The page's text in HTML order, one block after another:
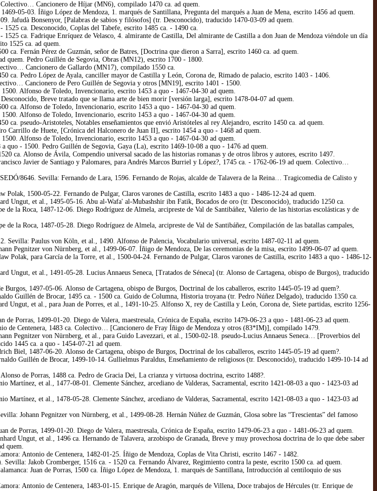
Cancionero de Híjar (MN6), compilado 1470 ca. ad quem.
05-03. Íñigo López de Mendoza, 1. marqués de Santillana, Pregunta del marqués a Juan de Mena, escrito 1456 ad quem.
Jafudà Bonsenyor, [Palabras de sabios y filósofos] (tr. Desconocido), traducido 1470-03-09 ad quem.
ca. Desconocido, Coplas del Tabefe, escrito 1485 ca. - 1490 ca.
ca. Fadrique Enríquez de Velasco, 4. almirante de Castilla, Del almirante de Castilla a don Juan de Mendoza viéndole un día
1525 ca. ad quem.
ca. Fernán Pérez de Guzmán, señor de Batres, [Doctrina que dieron a Sarra], escrito 1460 ca. ad quem.
quem. Pedro Guillén de Segovia, Obras (MN12), escrito 1700 - 1800.
Cancionero de Gallardo (MN17), compilado 1550 ca.
ca. Pedro López de Ayala, canciller mayor de Castilla y León, Corona de, Rimado de palacio, escrito 1403 - 1406.
Cancionero de Pero Guillén de Segovia y otros [MN19], escrito 1401 - 1500.
Alfonso de Toledo, Invencionario, escrito 1453 a quo - 1467-04-30 ad quem.
Breve tratado que se llama arte de bien morir [versión larga], escrito 1478-04-07 ad quem.
ca. Alfonso de Toledo, Invencionario, escrito 1453 a quo - 1467-04-30 ad quem.
Alfonso de Toledo, Invencionario, escrito 1453 a quo - 1467-04-30 ad quem.
ca. pseudo-Aristoteles, Notables enseñamientos que envió Aristóteles al rey Alejandro, escrito 1450 ca. ad quem.
Carrillo de Huete, [Crónica del Halconero de Juan II], escrito 1454 a quo - 1468 ad quem.
Alfonso de Toledo, Invencionario, escrito 1453 a quo - 1467-04-30 ad quem.
- 1500. Pedro Guillén de Segovia, Gaya (La), escrito 1469-10-08 a quo - 1476 ad quem.
ca. Alonso de Ávila, Compendio universal sacado de las historias romanas y de otros libros y autores, escrito 1497.
Javier de Santiago y Palomares, para Andrés Marcos Burriel y López?, 1745 ca. - 1762-06-19 ad quem. Colectivo…
8646. Sevilla: Fernando de Lara, 1596. Fernando de Rojas, alcalde de Talavera de la Reina… Tragicomedia de Calisto y
1500-05-22. Fernando de Pulgar, Claros varones de Castilla, escrito 1483 a quo - 1486-12-24 ad quem.
Ungut, et al., 1495-05-16. Abu al-Wafa' al-Mubashshir ibn Fatik, Bocados de oro (tr. Desconocido), traducido 1250 ca.
la Roca, 1487-12-06. Diego Rodríguez de Almela, arcipreste de Val de Santibáñez, Valerio de las historias escolásticas y de
la Roca, 1487-05-28. Diego Rodríguez de Almela, arcipreste de Val de Santibáñez, Compilación de las batallas campales,
Paulus von Köln, et al., 1490. Alfonso de Palencia, Vocabulario universal, escrito 1487-02-11 ad quem.
Pegnitzer von Nürnberg, et al., 1499-06-07. Íñigo de Mendoza, De las ceremonias de la misa, escrito 1499-06-07 ad quem.
Polak, para García de la Torre, et al., 1500-04-24. Fernando de Pulgar, Claros varones de Castilla, escrito 1483 a quo - 1486-12-
et al., 1491-05-28. Lucius Annaeus Seneca, [Tratados de Séneca] (tr. Alonso de Cartagena, obispo de Burgos), traducido
1497-05-06. Alonso de Cartagena, obispo de Burgos, Doctrinal de los caballeros, escrito 1445-05-19 ad quem?.
Guillén de Brocar, 1495 ca. - 1500 ca. Guido de Columna, Historia troyana (tr. Pedro Núñez Delgado), traducido 1350 ca.
Ungut, et al., para Juan de Porres, et al., 1491-10-25. Alfonso X, rey de Castilla y León, Corona de, Siete partidas, escrito 1256-
Porras, 1499-01-20. Diego de Valera, maestresala, Crónica de España, escrito 1479-06-23 a quo - 1481-06-23 ad quem.
de Centenera, 1483 ca. Colectivo… [Cancionero de Fray Íñigo de Mendoza y otros (83*IM)], compilado 1479.
Pegnitzer von Nürnberg, et al., para Guido Lavezzari, et al., 1500-02-18. pseudo-Lucius Annaeus Seneca… [Proverbios del
1445 ca. a quo - 1454-07-21 ad quem.
Biel, 1487-06-20. Alonso de Cartagena, obispo de Burgos, Doctrinal de los caballeros, escrito 1445-05-19 ad quem?.
Guillén de Brocar, 1499-10-14. Gullielmus Paraldus, Enseñamiento de religiosos (tr. Desconocido), traducido 1499-10-14 ad
de Porras, 1488 ca. Pedro de Gracia Dei, La crianza y virtuosa doctrina, escrito 1488?.
et al., 1477-08-01. Clemente Sánchez, arcediano de Valderas, Sacramental, escrito 1421-08-03 a quo - 1423-03 ad
et al., 1478-05-28. Clemente Sánchez, arcediano de Valderas, Sacramental, escrito 1421-08-03 a quo - 1423-03 ad
Johann Pegnitzer von Nürnberg, et al., 1499-08-28. Hernán Núñez de Guzmán, Glosa sobre las “Trescientas” del famoso
de Porras, 1499-01-20. Diego de Valera, maestresala, Crónica de España, escrito 1479-06-23 a quo - 1481-06-23 ad quem.
Ungut, et al., 1496 ca. Hernando de Talavera, arzobispo de Granada, Breve y muy provechosa doctrina de lo que debe saber
quem.
Antonio de Centenera, 1482-01-25. Íñigo de Mendoza, Coplas de Vita Christi, escrito 1467 - 1482.
Jakob Cromberger, 1516 ca. - 1520 ca. Fernando Álvarez, Regimiento contra la peste, escrito 1500 ca. ad quem.
Juan de Porras, 1500 ca. Íñigo López de Mendoza, 1. marqués de Santillana, Introducción al centiloquio de sus
Antonio de Centenera, 1483-01-15. Enrique de Aragón, marqués de Villena, Doce trabajos de Hércules (tr. Enrique de